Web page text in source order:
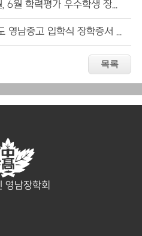
2025년 5월, 6월 학력평가 우수학생 장학금 수여
2025 학년도 영남중고 입학식 장학증서 및 장학금 전달